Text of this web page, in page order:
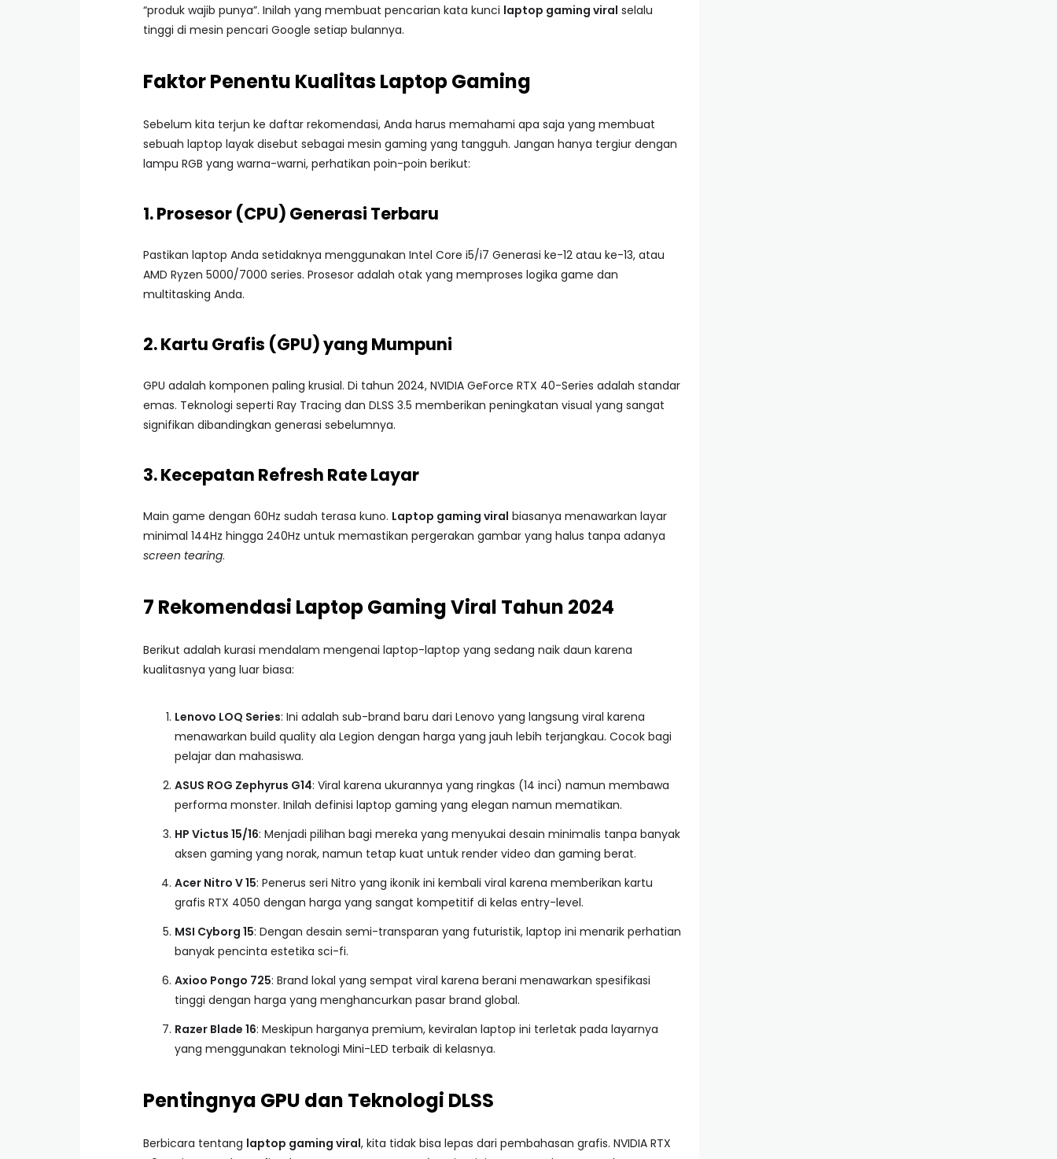
“produk wajib punya”. Inilah yang membuat pencarian kata kunci laptop gaming viral selalu
tinggi di mesin pencari Google setiap bulannya.
Faktor Penentu Kualitas Laptop Gaming
Sebelum kita terjun ke daftar rekomendasi, Anda harus memahami apa saja yang membuat
sebuah laptop layak disebut sebagai mesin gaming yang tangguh. Jangan hanya tergiur dengan
lampu RGB yang warna-warni, perhatikan poin-poin berikut:
1. Prosesor (CPU) Generasi Terbaru
Pastikan laptop Anda setidaknya menggunakan Intel Core i5/i7 Generasi ke-12 atau ke-13, atau
AMD Ryzen 5000/7000 series. Prosesor adalah otak yang memproses logika game dan
multitasking Anda.
2. Kartu Grafis (GPU) yang Mumpuni
GPU adalah komponen paling krusial. Di tahun 2024, NVIDIA GeForce RTX 40-Series adalah standar
emas. Teknologi seperti Ray Tracing dan DLSS 3.5 memberikan peningkatan visual yang sangat
signifikan dibandingkan generasi sebelumnya.
3. Kecepatan Refresh Rate Layar
Main game dengan 60Hz sudah terasa kuno. Laptop gaming viral biasanya menawarkan layar
minimal 144Hz hingga 240Hz untuk memastikan pergerakan gambar yang halus tanpa adanya
screen tearing.
7 Rekomendasi Laptop Gaming Viral Tahun 2024
Berikut adalah kurasi mendalam mengenai laptop-laptop yang sedang naik daun karena
kualitasnya yang luar biasa:
Lenovo LOQ Series: Ini adalah sub-brand baru dari Lenovo yang langsung viral karena
menawarkan build quality ala Legion dengan harga yang jauh lebih terjangkau. Cocok bagi
pelajar dan mahasiswa.
ASUS ROG Zephyrus G14: Viral karena ukurannya yang ringkas (14 inci) namun membawa
performa monster. Inilah definisi laptop gaming yang elegan namun mematikan.
HP Victus 15/16: Menjadi pilihan bagi mereka yang menyukai desain minimalis tanpa banyak
aksen gaming yang norak, namun tetap kuat untuk render video dan gaming berat.
Acer Nitro V 15: Penerus seri Nitro yang ikonik ini kembali viral karena memberikan kartu
grafis RTX 4050 dengan harga yang sangat kompetitif di kelas entry-level.
MSI Cyborg 15: Dengan desain semi-transparan yang futuristik, laptop ini menarik perhatian
banyak pencinta estetika sci-fi.
Axioo Pongo 725: Brand lokal yang sempat viral karena berani menawarkan spesifikasi
tinggi dengan harga yang menghancurkan pasar brand global.
Razer Blade 16: Meskipun harganya premium, keviralan laptop ini terletak pada layarnya
yang menggunakan teknologi Mini-LED terbaik di kelasnya.
Pentingnya GPU dan Teknologi DLSS
Berbicara tentang laptop gaming viral, kita tidak bisa lepas dari pembahasan grafis. NVIDIA RTX